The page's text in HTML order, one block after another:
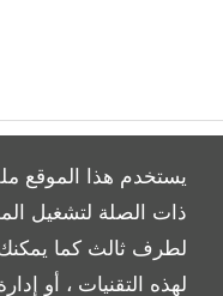
يستخدم هذا الموقع
ذات الصلة لتشغيل
لطرف ثالث كما يمكنك
لهذه التقنيات ، أو
Rights Reserved